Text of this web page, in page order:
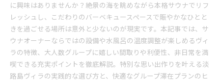
に興味はありませんか？絶景の海を眺めながら本格サウナでリフ
レッシュし、こだわりのバーベキュースペースで賑やかなひとと
きを過ごせる場所は意外と少ないのが現実です。本記事では、サ
ウナオーナーならではの設備や水風呂の温度調整が楽しめるヴィ
ラの特徴、大人数グループに嬉しい間取りや利便性、非日常を満
喫できる充実ポイントを徹底解説。特別な思い出作りを叶える淡
路島ヴィラの実践的な選び方と、快適なグループ滞在プランのヒ